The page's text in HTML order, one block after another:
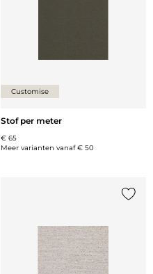
Customise
Stof per meter
€ 65
Meer varianten vanaf€ 50